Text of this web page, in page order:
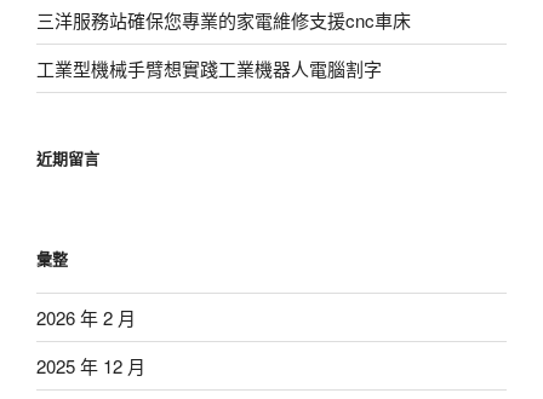
三洋服務站確保您專業的家電維修支援cnc車床
工業型機械手臂想實踐工業機器人電腦割字
近期留言
彙整
2026 年 2 月
2025 年 12 月